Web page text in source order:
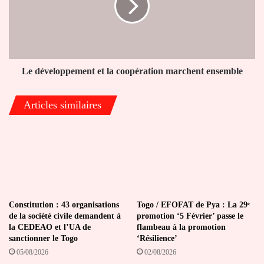
Le développement et la coopération marchent ensemble
Articles similaires
Constitution : 43 organisations
de la société civile demandent à
la CEDEAO et l’UA de
sanctionner le Togo
05/08/2026
Togo / EFOFAT de Pya : La 29ᵉ
promotion ‘5 Février’ passe le
flambeau à la promotion
‘Résilience’
02/08/2026